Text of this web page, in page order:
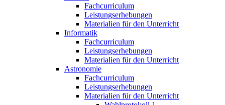
Fachcurriculum
Leistungserhebungen
Materialien für den Unterricht
Informatik
Fachcurriculum
Leistungserhebungen
Materialien für den Unterricht
Astronomie
Fachcurriculum
Leistungserhebungen
Materialien für den Unterricht